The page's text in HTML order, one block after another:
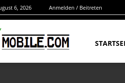
6, 2026 Anmelden / Beitreten